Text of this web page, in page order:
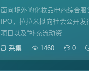
面向境外的化妆品电商综合
IPO，拉拉米拟向社会公开
项目以及“补充流动资
采集
1460 0